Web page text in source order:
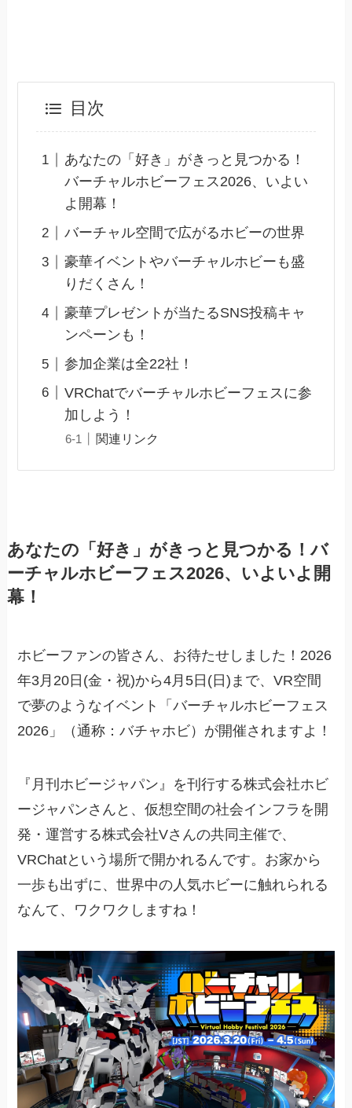
目次
あなたの「好き」がきっと見つかる！
バーチャルホビーフェス2026、いよい
よ開幕！
バーチャル空間で広がるホビーの世界
豪華イベントやバーチャルホビーも盛
りだくさん！
豪華プレゼントが当たるSNS投稿キャ
ンペーンも！
参加企業は全22社！
VRChatでバーチャルホビーフェスに参
加しよう！
関連リンク
あなたの「好き」がきっと見つかる！バ
ーチャルホビーフェス2026、いよいよ開
幕！
ホビーファンの皆さん、お待たせしました！2026
年3月20日(金・祝)から4月5日(日)まで、VR空間
で夢のようなイベント「バーチャルホビーフェス
2026」（通称：バチャホビ）が開催されますよ！
『月刊ホビージャパン』を刊行する株式会社ホビ
ージャパンさんと、仮想空間の社会インフラを開
発・運営する株式会社Vさんの共同主催で、
VRChatという場所で開かれるんです。お家から
一歩も出ずに、世界中の人気ホビーに触れられる
なんて、ワクワクしますね！